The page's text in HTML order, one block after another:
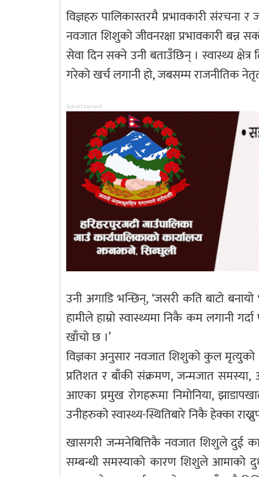
विज्ञहरु पालिकास्तरमै प्रभावकारी संरचना र
नवजात शिशुको जीवनरक्षा प्रभावकारी बन्न
सेवा दिन सक्ने उनी बताउँछिन् । स्वास्थ्य
गरेको खर्च लगानी हो, जबसम्म राजनीतिक
Advertisement
उनी अगाडि भन्छिन्, ‘जसरी कति बाटो
हामीले हाम्रो स्वास्थ्यमा निकै कम लगानी
खाँचो छ ।’
विज्ञका अनुसार नवजात शिशुको कुल मृत्युको
प्रतिशत र बाँकी संक्रमण, जन्मजात
आएका प्रमुख रोगहरूमा निमोनिया,
उनीहरुको स्वास्थ्य-स्थितिबारे निकै हेक्का
खासगरी जन्मनेबित्तिकै नवजात शिशुले
सम्बन्धी समस्याको कारण शिशुले आमाको